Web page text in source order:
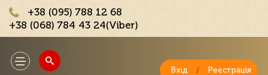
+38 (095) 788 12 68
+38 (068) 784 43 24(Viber)
Toggle
navigation
Вхід / Реєстрація